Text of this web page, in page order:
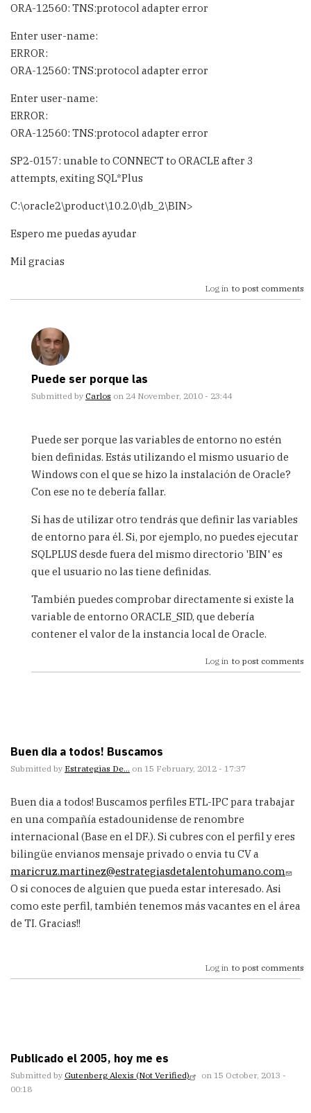
ORA-12560: TNS:protocol adapter error
Enter user-name:
ERROR:
ORA-12560: TNS:protocol adapter error
Enter user-name:
ERROR:
ORA-12560: TNS:protocol adapter error
SP2-0157: unable to CONNECT to ORACLE after 3
attempts, exiting SQL*Plus
C:\oracle2\product\10.2.0\db_2\BIN>
Espero me puedas ayudar
Mil gracias
Log in to post comments
Puede ser porque las
Submitted by Carlos on 24 November, 2010 - 23:44
reply
Hola
que
tal
de
by
(not
verified)
Puede ser porque las variables de entorno no estén
bien definidas. Estás utilizando el mismo usuario de
Windows con el que se hizo la instalación de Oracle?
Con ese no te debería fallar.
Si has de utilizar otro tendrás que definir las variables
de entorno para él. Si, por ejemplo, no puedes ejecutar
SQLPLUS desde fuera del mismo directorio 'BIN' es
que el usuario no las tiene definidas.
También puedes comprobar directamente si existe la
variable de entorno ORACLE_SID, que debería
contener el valor de la instancia local de Oracle.
Log in to post comments
Buen dia a todos! Buscamos
Submitted by Estrategias De… on 15 February, 2012 - 17:37
Buen dia a todos! Buscamos perfiles ETL-IPC para trabajar
en una compañía estadounidense de renombre
internacional (Base en el DF.). Si cubres con el perfil y eres
bilingüe envianos mensaje privado o envia tu CV a
maricruz.martinez@estrategiasdetalentohumano.com
O si conoces de alguien que pueda estar interesado. Asi
como este perfil, también tenemos más vacantes en el área
de TI. Gracias!!
Log in to post comments
Publicado el 2005, hoy me es
Submitted by Gutenberg Alexis (not Verified)
on 15 October, 2013 -
00:18